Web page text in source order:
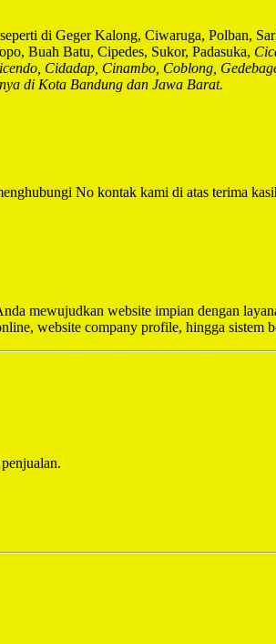
di Geger Kalong, Ciwaruga, Polban,
Buah Batu, Cipedes, Sukor, Padasuka,
Cidadap, Cinambo, Coblong,
di Kota Bandung dan Jawa Barat.
No kontak kami di atas terima
mewujudkan website impian dengan
website company profile, hingga sistem